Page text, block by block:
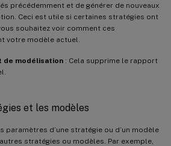
précédemment et de générer de nouveaux
Ceci est utile si certaines stratégies ont
souhaitez voir comment ces
votre modèle actuel.
de modélisation : Cela supprime le rapport
et les modèles
paramètres d’une stratégie ou d’un modèle
stratégies ou modèles. Par exemple,